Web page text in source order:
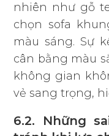
nhiên như gỗ
chọn sofa
màu sáng. Sự
cân bằng màu
không gian
vẻ sang trọng,
6.2. Những